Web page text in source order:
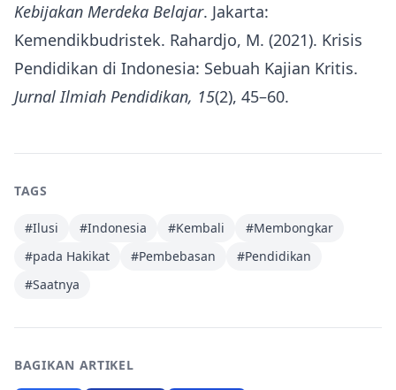
Kebijakan Merdeka Belajar. Jakarta:
Kemendikbudristek. Rahardjo, M. (2021). Krisis
Pendidikan di Indonesia: Sebuah Kajian Kritis.
Jurnal Ilmiah Pendidikan, 15(2), 45–60.
TAGS
#Ilusi #Indonesia #Kembali #Membongkar
#pada Hakikat #Pembebasan #Pendidikan
#Saatnya
BAGIKAN ARTIKEL